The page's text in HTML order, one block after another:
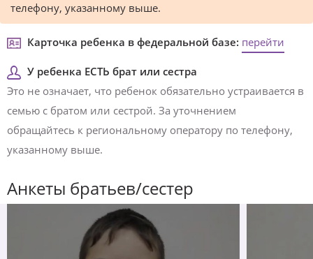
телефону, указанному выше.
Карточка ребенка в федеральной базе: перейти
У ребенка ЕСТЬ брат или сестра
Это не означает, что ребенок обязательно устраивается в
семью с братом или сестрой. За уточнением
обращайтесь к региональному оператору по телефону,
указанному выше.
Анкеты братьев/сестер